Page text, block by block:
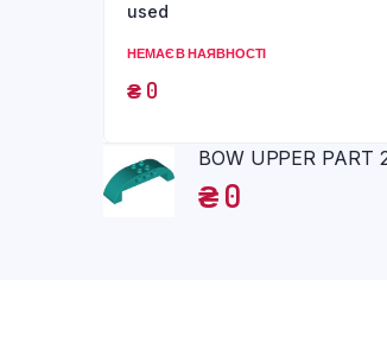
used
НЕМАЄ В НАЯВНОСТІ
₴0
BOW UPPER PART
₴0